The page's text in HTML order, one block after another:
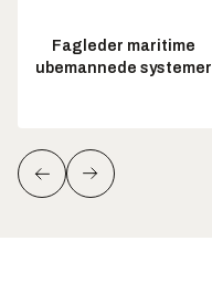
Fagleder maritime
ubemannede systemer